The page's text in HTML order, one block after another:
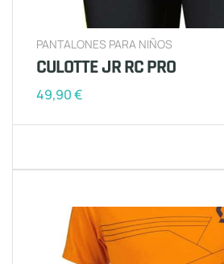
PANTALONES PARA NIÑOS
CULOTTE JR RC PRO
49,90€